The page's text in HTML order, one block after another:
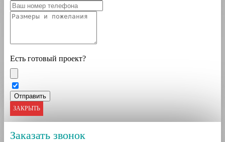
Есть готовый проект?
ЗАКРЫТЬ
Заказать звонок